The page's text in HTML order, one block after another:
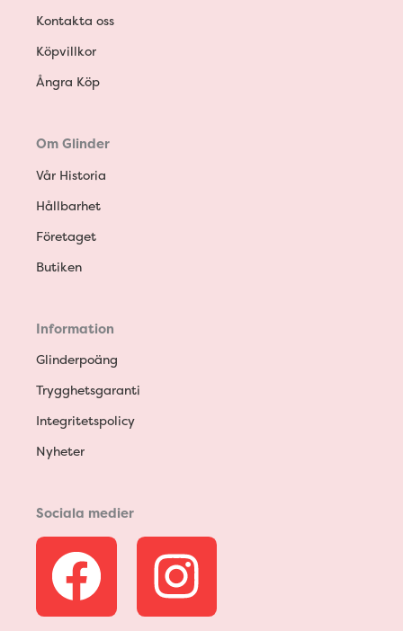
Kontakta oss
Köpvillkor
Ångra Köp
Om Glinder
Vår Historia
Hållbarhet
Företaget
Butiken
Information
Glinderpoäng
Trygghetsgaranti
Integritetspolicy
Nyheter
Sociala medier
F
a
I
n